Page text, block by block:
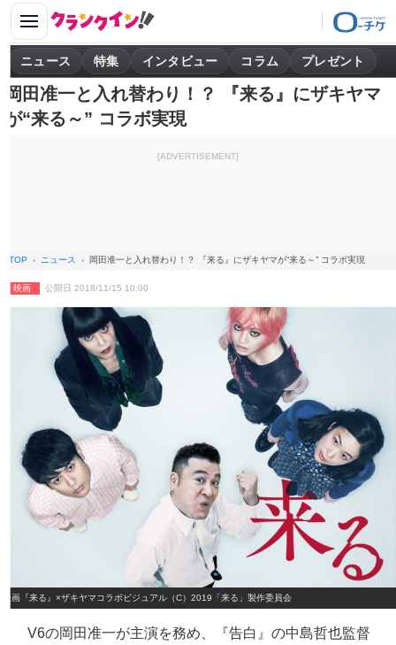
ニュース 特集 インタビュー コラム プレゼント
岡田准一と入れ替わり！？ 『来る』にザキヤマ
が“来る～” コラボ実現
[ADVERTISEMENT]
TOP ニュース 岡田准一と入れ替わり！？ 『来る』にザキヤマが“来る～” コラボ実現
映画 公開日 2018/11/15 10:00
映画『来る』×ザキヤマコラボビジュアル（C）2019「来る」製作委員会
V6の岡田准一が主演を務め、『告白』の中島哲也監督